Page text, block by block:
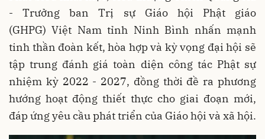
- Trưởng ban Trị sự Giáo hội Phật giáo
(GHPG) Việt Namtỉnh Ninh Bình nhấn mạnh
tinh thần đoàn kết, hòa hợp và kỳ vọng đại hội sẽ
tập trung đánh giá toàn diện công tác Phật sự
nhiệm kỳ 2022 - 2027, đồng thời đề ra phương
hướng hoạt động thiết thực cho giai đoạn mới,
đáp ứng yêu cầu phát triển của Giáo hội và xã hội.